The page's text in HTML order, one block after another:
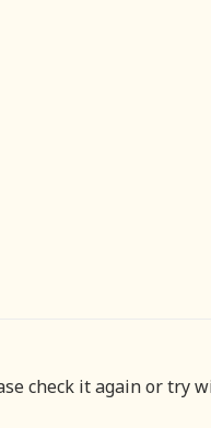
check it again or try